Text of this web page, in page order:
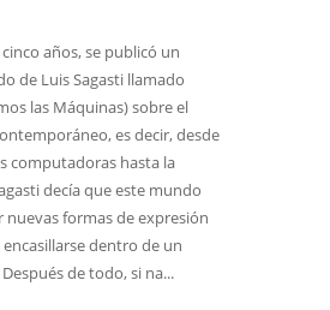
años, se publicó un
de Luis Sagasti llamado
las Máquinas) sobre el
es decir, desde
computadoras hasta la
decía que este mundo
nuevas formas de expresión
dentro de un
de todo, si na...